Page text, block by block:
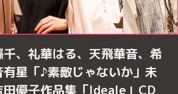
千、礼華はる、天飛華音、希
星「♪素敵じゃないか」未
田優子作品集「Ideale」CD